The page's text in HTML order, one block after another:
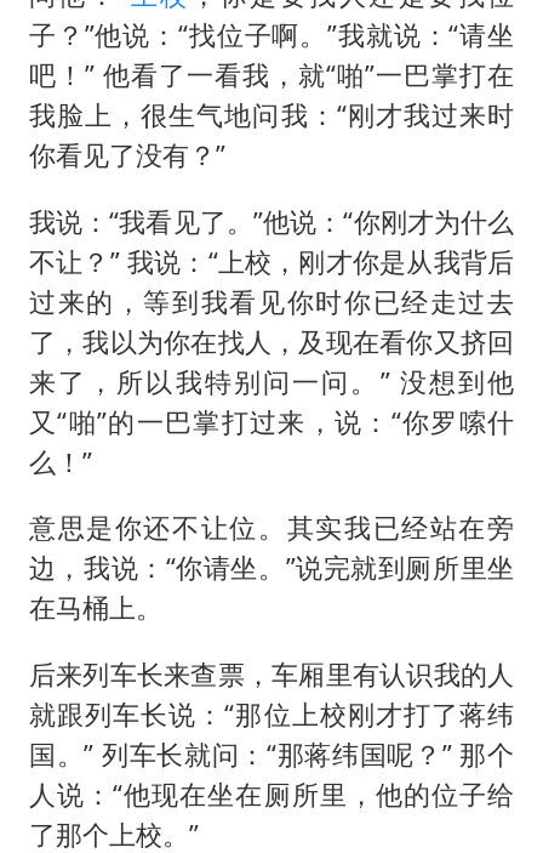
子？”他说：“找位子啊。”我就说：“请坐
吧！” 他看了一看我，就“啪”一巴掌打在
我脸上，很生气地问我：“刚才我过来时
你看见了没有？”
我说：“我看见了。”他说：“你刚才为什么
不让？” 我说：“上校，刚才你是从我背后
过来的，等到我看见你时你已经走过去
了，我以为你在找人，及现在看你又挤回
来了，所以我特别问一问。” 没想到他
又“啪”的一巴掌打过来，说：“你罗嗦什
么！”
意思是你还不让位。其实我已经站在旁
边，我说：“你请坐。”说完就到厕所里坐
在马桶上。
后来列车长来查票，车厢里有认识我的人
就跟列车长说：“那位上校刚才打了蒋纬
国。” 列车长就问：“那蒋纬国呢？” 那个
人说：“他现在坐在厕所里，他的位子给
了那个上校。”